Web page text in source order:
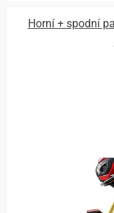
Horní + spodní